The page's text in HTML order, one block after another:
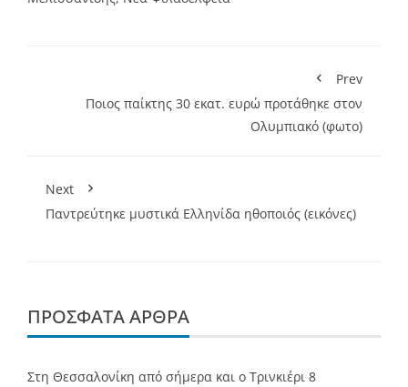
Prev
Ποιος παίκτης 30 εκατ. ευρώ προτάθηκε στον
Ολυμπιακό (φωτο)
Next
Παντρεύτηκε μυστικά Ελληνίδα ηθοποιός (εικόνες)
ΠΡΌΣΦΑΤΑ ΆΡΘΡΑ
Στη Θεσσαλονίκη από σήμερα και ο Τρινκιέρι 8